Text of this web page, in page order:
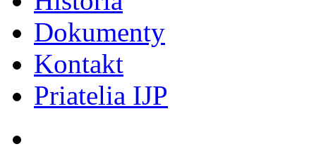
Dokumenty
Kontakt
Priatelia IJP